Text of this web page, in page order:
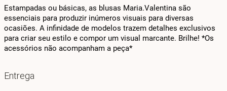
Estampadas ou básicas, as blusas Maria.Valentina são
essenciais para produzir inúmeros visuais para diversas
ocasiões. A infinidade de modelos trazem detalhes exclusivos
para criar seu estilo e compor um visual marcante. Brilhe! *Os
acessórios não acompanham a peça*
Entrega